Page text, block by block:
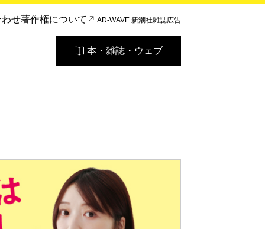
わせ著作権について AD-WAVE 新潮社雑誌広告
本・雑誌・ウェブ